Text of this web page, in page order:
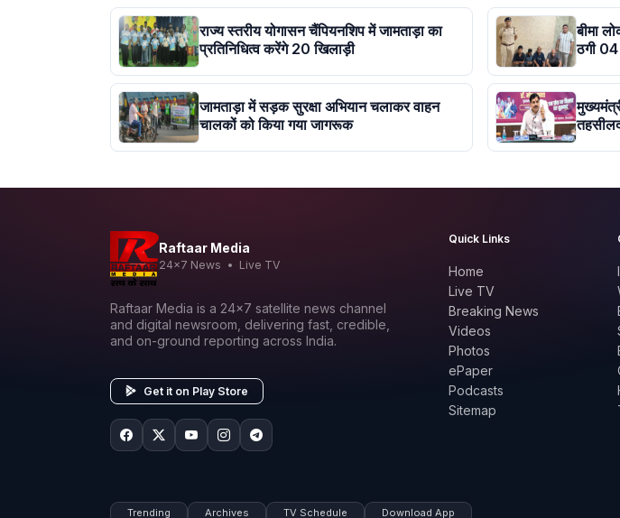
राज्य स्तरीय योगासन चैंपियनशिप में जामताड़ा का
प्रतिनिधित्व करेंगे 20 खिलाड़ी
बीमा
ठगी 04
जामताड़ा में सड़क सुरक्षा अभियान चलाकर वाहन
चालकों को किया गया जागरूक
Raftaar Media
24x7 News • Live TV
Raftaar Media is a 24x7 satellite news channel
and digital newsroom, delivering fast, credible,
and on-ground reporting across India.
Get it on Play Store
Quick Links
Home
Live TV
Breaking News
Videos
Photos
ePaper
Podcasts
Sitemap
Trending Archives TV Schedule Download App